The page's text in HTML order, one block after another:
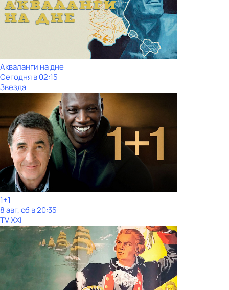
Акваланги на дне
Сегодня в 02:15
Звезда
1+1
8 авг, сб в 20:35
TV XXI